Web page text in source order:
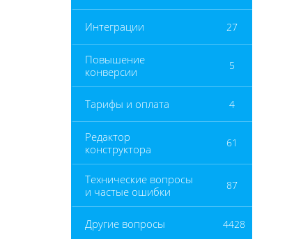
Интеграции 27
Повышение
конверсии
5
Тарифы и оплата 4
Редактор
конструктора
61
Технические вопросы
и частые ошибки
87
Другие вопросы 4428